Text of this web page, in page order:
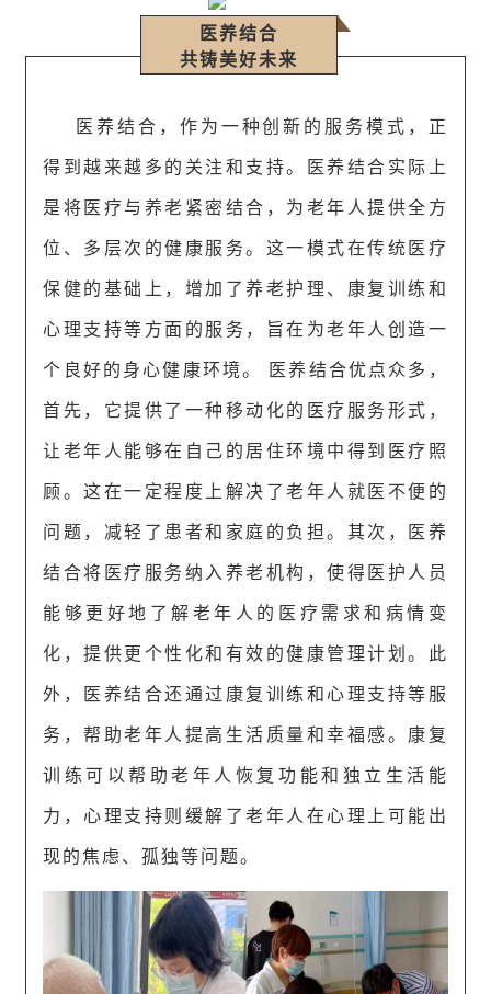
医养结合
共铸美好未来
医养结合，作为一种创新的服务模式，正
得到越来越多的关注和支持。医养结合实际上
是将医疗与养老紧密结合，为老年人提供全方
位、多层次的健康服务。这一模式在传统医疗
保健的基础上，增加了养老护理、康复训练和
心理支持等方面的服务，旨在为老年人创造一
个良好的身心健康环境。 医养结合优点众多，
首先，它提供了一种移动化的医疗服务形式，
让老年人能够在自己的居住环境中得到医疗照
顾。这在一定程度上解决了老年人就医不便的
问题，减轻了患者和家庭的负担。其次，医养
结合将医疗服务纳入养老机构，使得医护人员
能够更好地了解老年人的医疗需求和病情变
化，提供更个性化和有效的健康管理计划。此
外，医养结合还通过康复训练和心理支持等服
务，帮助老年人提高生活质量和幸福感。康复
训练可以帮助老年人恢复功能和独立生活能
力，心理支持则缓解了老年人在心理上可能出
现的焦虑、孤独等问题。